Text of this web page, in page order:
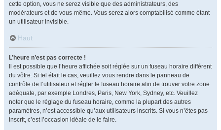
cette option, vous ne serez visible que des administrateurs, des
modérateurs et de vous-même. Vous serez alors comptabilisé comme étant
un utilisateur invisible.
Haut
L’heure n’est pas correcte !
Il est possible que l’heure affichée soit réglée sur un fuseau horaire différent
du vôtre. Si tel était le cas, veuillez vous rendre dans le panneau de
contrôle de l’utilisateur et régler le fuseau horaire afin de trouver votre zone
adéquate, par exemple Londres, Paris, New York, Sydney, etc. Veuillez
noter que le réglage du fuseau horaire, comme la plupart des autres
paramètres, n’est accessible qu’aux utilisateurs inscrits. Si vous n’êtes pas
inscrit, c’est l’occasion idéale de le faire.